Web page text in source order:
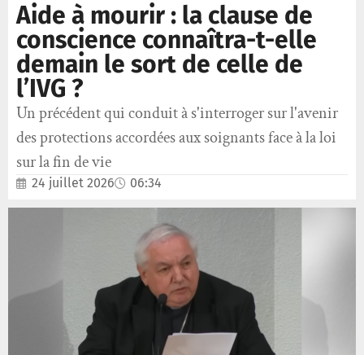
Aide à mourir : la clause de
conscience connaîtra-t-elle
demain le sort de celle de
l’IVG ?
Un précédent qui conduit à s'interroger sur l'avenir
des protections accordées aux soignants face à la loi
sur la fin de vie
24 juillet 2026 06:34